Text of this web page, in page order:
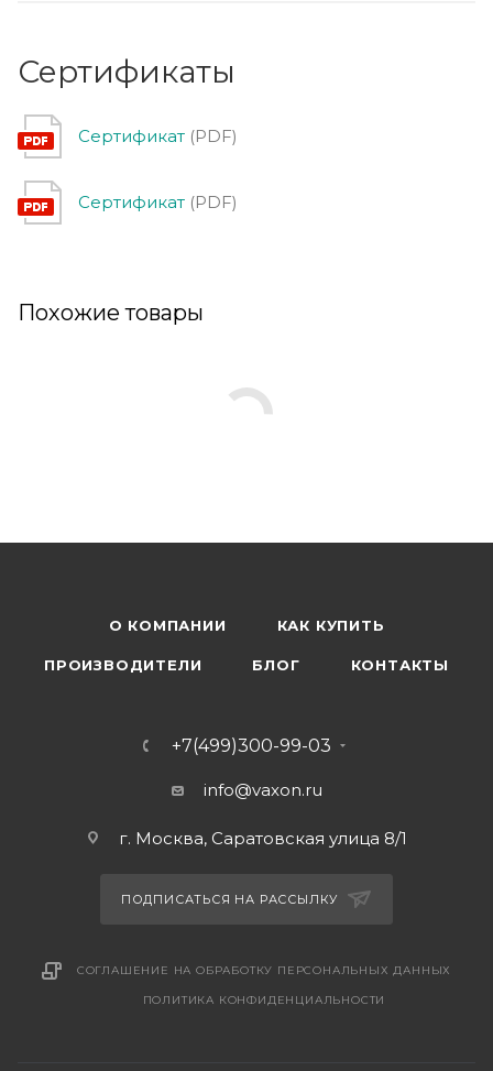
Сертификаты
Сертификат (PDF)
Сертификат (PDF)
Похожие товары
О КОМПАНИИ КАК КУПИТЬ
ПРОИЗВОДИТЕЛИ БЛОГ КОНТАКТЫ
+7(499)300-99-03
info@vaxon.ru
г. Москва, Саратовская улица 8/1
ПОДПИСАТЬСЯ НА РАССЫЛКУ
СОГЛАШЕНИЕ НА ОБРАБОТКУ ПЕРСОНАЛЬНЫХ ДАННЫХ
ПОЛИТИКА КОНФИДЕНЦИАЛЬНОСТИ